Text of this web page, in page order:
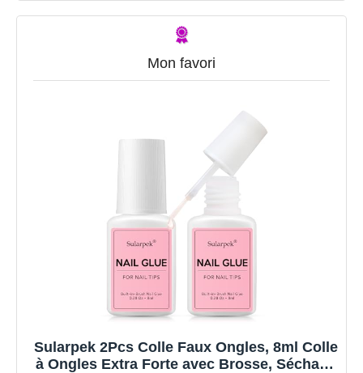
Mon favori
Sularpek 2Pcs Colle Faux Ongles, 8ml Colle
à Ongles Extra Forte avec Brosse, Séchage